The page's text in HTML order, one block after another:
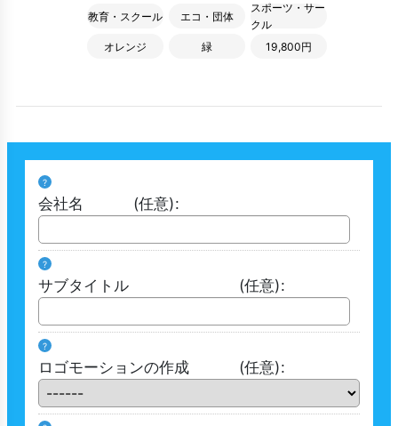
教育・スクール エコ・団体
スポーツ・サー
クル
オレンジ
緑 19,800円
?
会社名 (任意):
?
サブタイトル (任意):
?
ロゴモーションの作成 (任意):